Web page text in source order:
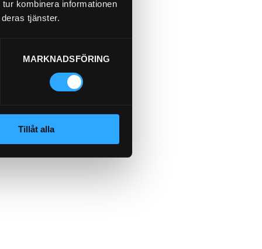
kombinera informationen
tjänster.
MARKNADSFÖRING
Tillåt alla